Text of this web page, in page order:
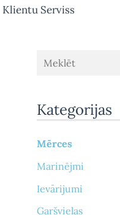
Klientu Serviss
Kategorijas
Mērces
Marinējmi
Ievārijumi
Garšvielas